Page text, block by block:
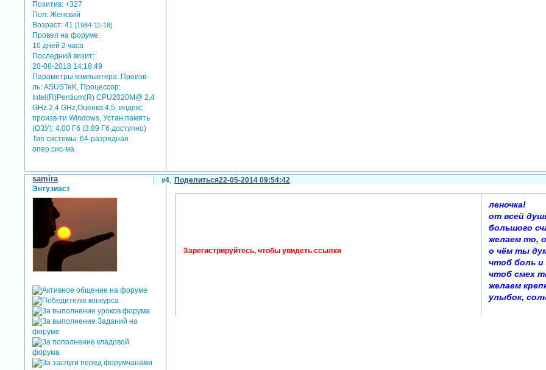
Позитив: +327
Пол: Женский
Возраст: 41[1984-11-18]
Провел на форуме:
10 дней 2 часа
Последний визит:
20-08-2018 14:18:49
Параметры компьютера: Произв-
ль: ASUSTeK, Процессор:
Intel(R)Pentium(R) CPU2020M@ 2,4
GHz 2,4 GHz,Оценка:4,5, индекс
произв-ти Windows, Устан.память
(ОЗУ): 4.00 Гб (3.89 Гб доступно)
Тип системы: 64-разрядная
опер.сис-ма
Поделиться
4 22-05-2014 09:54:42
samira
Энтузиаст
Зарегистрируйтесь, чтобы увидеть ссылки
леночка!
от всей
большого
желаем то,
о чём ты
чтоб боль и
чтоб смех
желаем
улыбок,